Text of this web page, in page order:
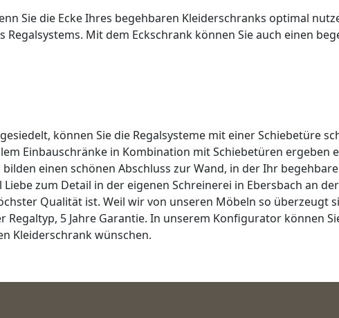
Sie die Ecke Ihres begehbaren Kleiderschranks optimal
Mit dem Eckschrank können Sie auch einen
können Sie die Regalsysteme mit einer Schiebetüre
Einbauschränke in Kombination mit Schiebetüren ergeben
einen schönen Abschluss zur Wand, in der Ihr
zum Detail in der eigenen Schreinerei in Ebersbach an
Qualität ist. Weil wir von unseren Möbeln so überzeugt
5 Jahre Garantie. In unserem Konfigurator können
Kleiderschrank wünschen.